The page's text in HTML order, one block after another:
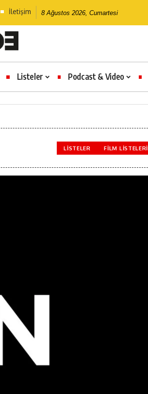
İletişim 8 Ağustos 2026, Cumartesi
Listeler Podcast & Video
LISTELER FILM LISTELERI